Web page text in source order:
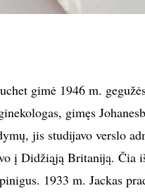
gimė 1946 m.
gimęs
jis studijavo verslo
į Didžiąją Britaniją. Čia
1933 m. Jackas